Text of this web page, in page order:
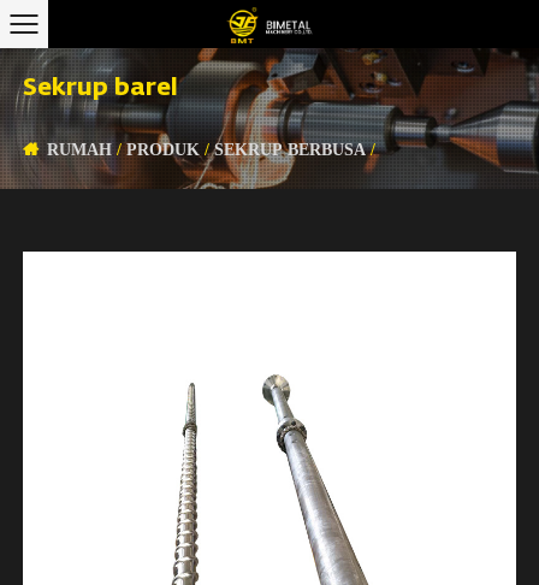
Sekrup barel
RUMAH /PRODUK /SEKRUP BERBUSA/